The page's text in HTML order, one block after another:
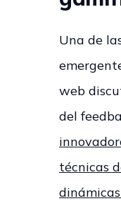
Una de
web
del
técnicas